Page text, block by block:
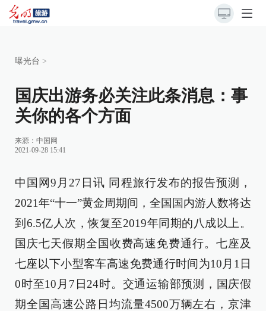
曝光台 >
国庆出游务必关注此条消息：事
关你的各个方面
来源： 中国网
2021-09-28 15:41
中国网9月27日讯 同程旅行发布的报告预测，
2021年“十一”黄金周期间，全国国内游人数将达
到6.5亿人次，恢复至2019年同期的八成以上。
国庆七天假期全国收费高速免费通行。七座及
七座以下小型客车高速免费通行时间为10月1日
0时至10月7日24时。交通运输部预测，国庆假
期全国高速公路日均流量4500万辆左右，京津